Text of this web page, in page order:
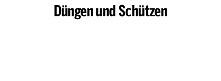
Düngen und Schützen